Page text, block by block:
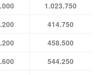
1.023.750
414.750
458.500
544.250